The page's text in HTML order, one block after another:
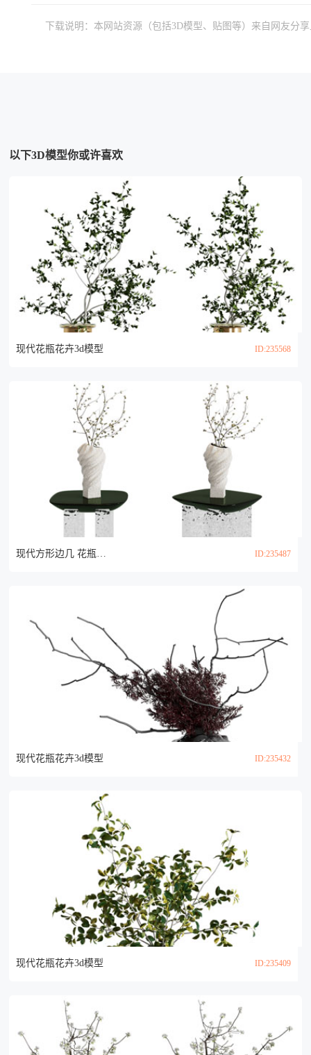
下载说明：本网站资源（包括3D模型、贴图等）来自网友分
以下3D模型你或许喜欢
现代花瓶花卉3d模型 ID:235568
现代方形边几 花瓶花卉3d模型 ID:235487
现代花瓶花卉3d模型 ID:235432
现代花瓶花卉3d模型 ID:235409